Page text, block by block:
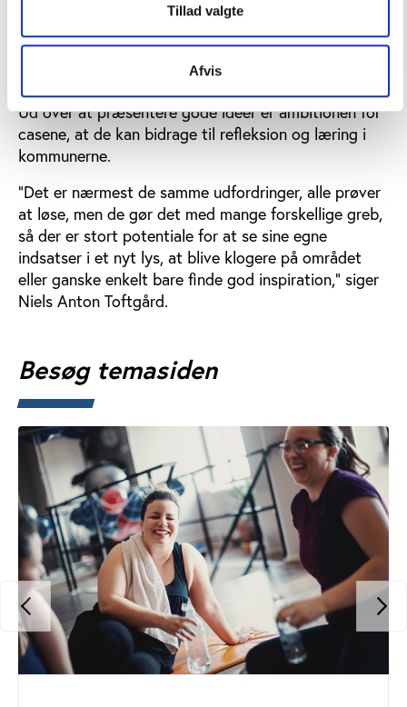
Tillad valgte
Afvis
fokuserer på at vise, hvordan kommunerne konkret
bruger viden og data til at kvalificere deres arbejde,
og hvad der er kommet ud af det," fortæller Niels
Anton Toftgård, analytiker i Idan.
Ud over at præsentere gode idéer er ambitionen for
casene, at de kan bidrage til refleksion og læring i
kommunerne.
"Det er nærmest de samme udfordringer, alle prøver
at løse, men de gør det med mange forskellige greb,
så der er stort potentiale for at se sine egne
indsatser i et nyt lys, at blive klogere på området
eller ganske enkelt bare finde god inspiration,” siger
Niels Anton Toftgård.
Besøg temasiden